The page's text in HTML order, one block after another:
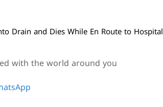
Drain and Dies While En Route to Hospital
with the world around you